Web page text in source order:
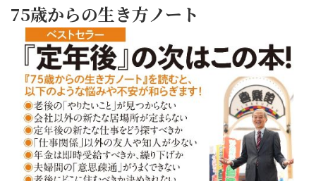
75歳からの生き方ノート